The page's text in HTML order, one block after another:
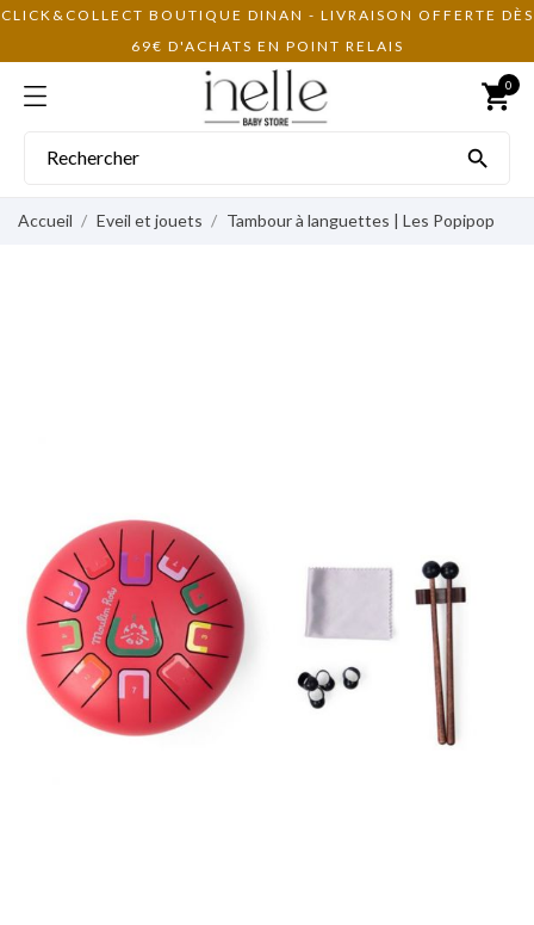
CLICK&COLLECT BOUTIQUE DINAN - LIVRAISON OFFERTE DÈS
69€ D'ACHATS EN POINT RELAIS
shopping_cart
0

Accueil Eveil et jouets Tambour à languettes | Les Popipop